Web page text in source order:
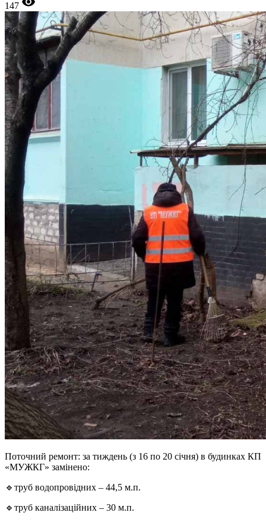
147
Поточний ремонт: за тиждень (з 16 по 20 січня) в будинках КП
«МУЖКГ» замінено:
🔹труб водопровідних – 44,5 м.п.
🔹труб каналізаційних – 30 м.п.